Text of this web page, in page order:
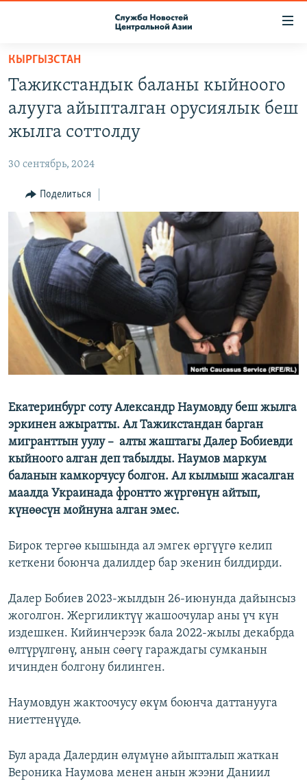
Вернуться
основному
содержанию
Вернутся
главной
навигации
Вернутся
поиску
КОНТАКТЫ
НАСТОЯЩЕЕ ВРЕМЯ
МИГРАНТ МЕДИА
КЫРГЫЗСТАН
Тажикстандык баланы кыйноого
алууга айыпталган орусиялык беш
жылга соттолду
30 сентябрь, 2024
Поделиться
Екатеринбург соту Александр Наумовду беш жылга
эркинен ажыратты. Ал Тажикстандан барган
мигранттын уулу – алты жаштагы Далер Бобиевди
кыйноого алган деп табылды. Наумов маркум
баланын камкорчусу болгон. Ал кылмыш жасалган
маалда Украинада фронтто жүргөнүн айтып,
күнөөсүн мойнуна алган эмес.
Бирок тергөө кышында ал эмгек өргүүгө келип
кеткени боюнча далилдер бар экенин билдирди.
Далер Бобиев 2023-жылдын 26-июнунда дайынсыз
жоголгон. Жергиликтүү жашоочулар аны үч күн
издешкен. Кийинчерээк бала 2022-жылы декабрда
өлтүрүлгөнү, анын сөөгү гараждагы сумканын
ичинден болгону билинген.
Наумовдун жактоочусу өкүм боюнча даттанууга
ниеттенүүдө.
Бул арада Далердин өлүмүнө айыпталып жаткан
Вероника Наумова менен анын жээни Даниил